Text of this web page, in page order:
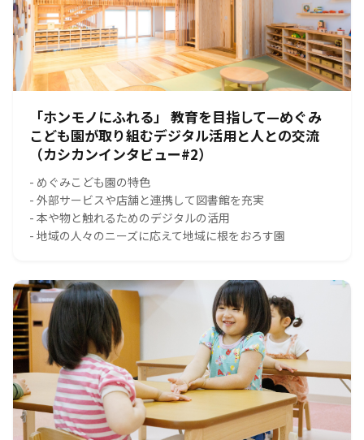
「ホンモノにふれる」 教育を目指して—めぐみ
こども園が取り組むデジタル活用と人との交流
（カシカンインタビュー#2）
- めぐみこども園の特色
- 外部サービスや店舗と連携して図書館を充実
- 本や物と触れるためのデジタルの活用
- 地域の人々のニーズに応えて地域に根をおろす園